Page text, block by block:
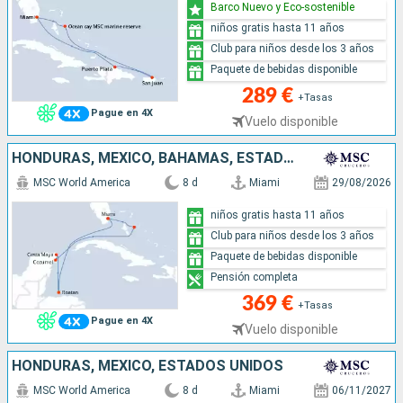
Pague en 4X
289 € +Tasas
Vuelo disponible
Barco Nuevo y Eco-sostenible
niños gratis hasta 11 años
Club para niños desde los 3 años
Paquete de bebidas disponible
HONDURAS, MÉXICO, BAHAMAS, ESTADOS UNIDOS
Pague en 4X
MSC World America 8 d Miami 29/08/2026
369 € +Tasas
Vuelo disponible
niños gratis hasta 11 años
Club para niños desde los 3 años
Paquete de bebidas disponible
Pensión completa
HONDURAS, MÉXICO, ESTADOS UNIDOS
MSC World America 8 d Miami 06/11/2027